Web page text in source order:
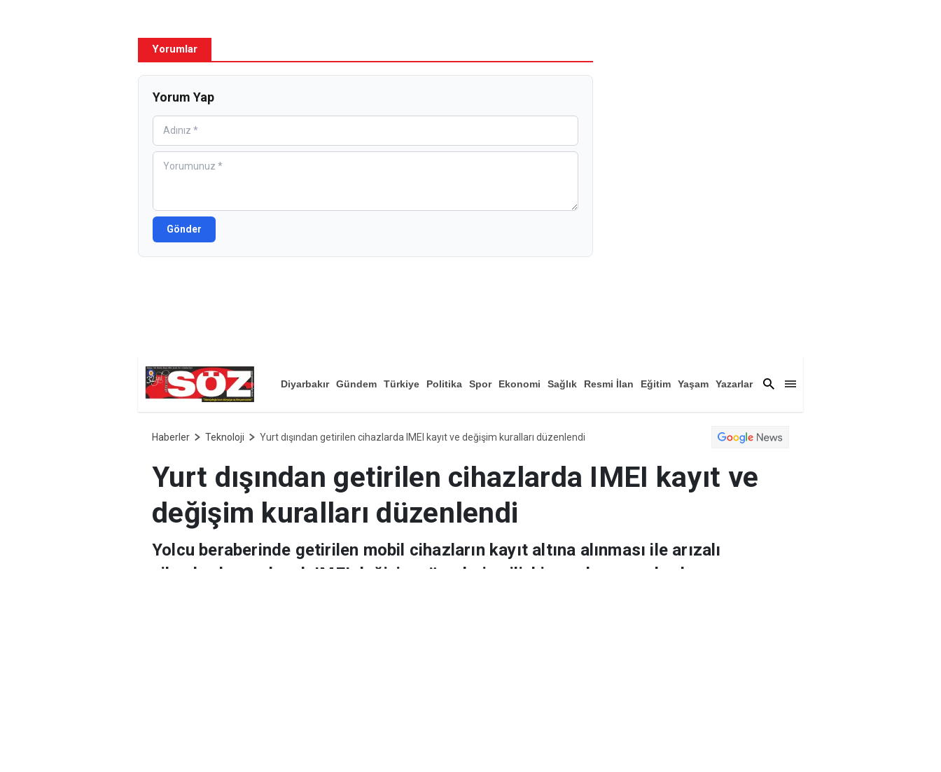
Yorumlar
Yorum Yap
Gönder
Haberler Teknoloji Yurt dışından getirilen cihazlarda IMEI kayıt ve değişim kuralları düzenlendi
Yurt dışından getirilen cihazlarda IMEI kayıt ve
değişim kuralları düzenlendi